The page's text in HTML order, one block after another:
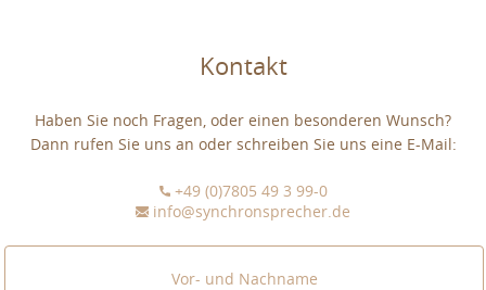
Kontakt
Haben Sie noch Fragen, oder einen besonderen Wunsch?
Dann rufen Sie uns an oder schreiben Sie uns eine E-Mail:
+49 (0)7805 49 3 99-0
info@synchronsprecher.de
Vor- und Nachname